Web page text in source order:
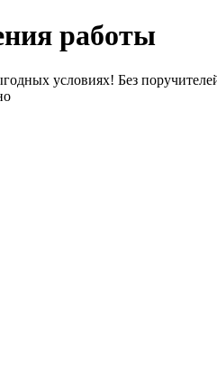
работы
условиях! Без